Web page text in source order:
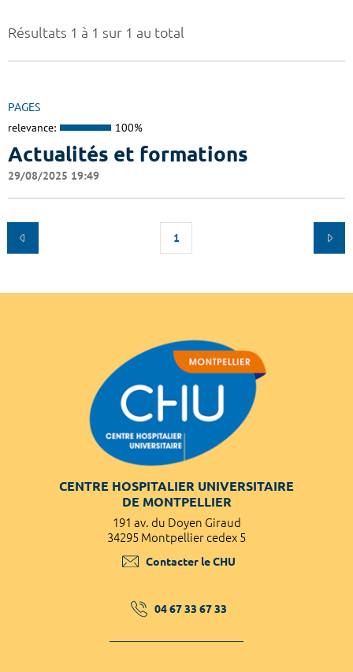
Résultats 1 à 1 sur 1 au total
PAGES
relevance: 100%
Actualités et formations
29/08/2025 19:49
1
CENTRE HOSPITALIER UNIVERSITAIRE
DE MONTPELLIER
191 av. du Doyen Giraud
34295 Montpellier cedex 5
Contacter le CHU
04 67 33 67 33